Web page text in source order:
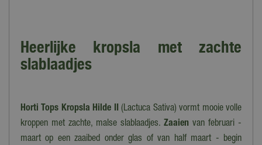
Heerlijke kropsla met zachte
slablaadjes
Horti Tops Kropsla Hilde II(Lactuca Sativa) vormt mooie volle
kroppen met zachte, malse slablaadjes. Zaaien van februari -
maart op een zaaibed onder glas of van half maart - begin